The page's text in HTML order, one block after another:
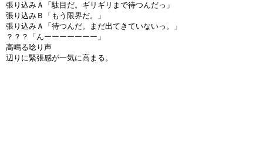
張り込みＡ「駄目だ。ギリギリまで待つんだっ」
張り込みＢ「もう限界だ。」
張り込みＡ「待つんだ。まだ出てきていないっ。」
？？？「んーーーーーーー」
高鳴る唸り声
辺りに緊張感が一気に高まる。